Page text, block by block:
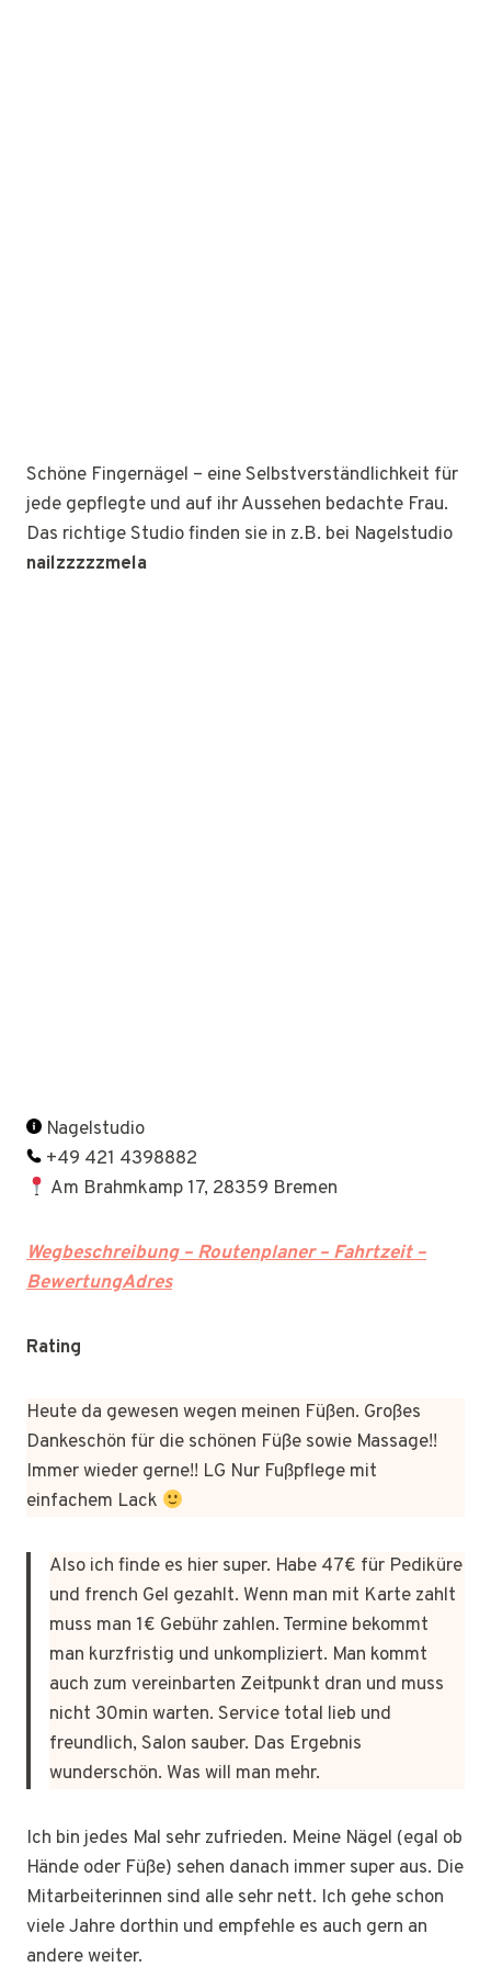
Schöne Fingernägel – eine Selbstverständlichkeit für
jede gepflegte und auf ihr Aussehen bedachte Frau.
Das richtige Studio finden sie in z.B. bei Nagelstudio
nailzzzzzmela
Nagelstudio
+49 421 4398882
Am Brahmkamp 17, 28359 Bremen
Wegbeschreibung – Routenplaner – Fahrtzeit –
BewertungAdres
Rating
Heute da gewesen wegen meinen Füßen. Großes
Dankeschön für die schönen Füße sowie Massage!!
Immer wieder gerne!! LG Nur Fußpflege mit
einfachem Lack
Also ich finde es hier super. Habe 47€ für Pediküre
und french Gel gezahlt. Wenn man mit Karte zahlt
muss man 1€ Gebühr zahlen. Termine bekommt
man kurzfristig und unkompliziert. Man kommt
auch zum vereinbarten Zeitpunkt dran und muss
nicht 30min warten. Service total lieb und
freundlich, Salon sauber. Das Ergebnis
wunderschön. Was will man mehr.
Ich bin jedes Mal sehr zufrieden. Meine Nägel (egal ob
Hände oder Füße) sehen danach immer super aus. Die
Mitarbeiterinnen sind alle sehr nett. Ich gehe schon
viele Jahre dorthin und empfehle es auch gern an
andere weiter.